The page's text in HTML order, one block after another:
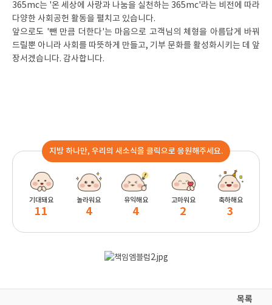
365mc는 '온 세상에 사랑과 나눔을 실천하는 365mc'라는 비전에 따라
다양한 사회공헌 활동을 펼치고 있습니다.
앞으로도 '뺀 만큼 더한다'는 마음으로 고객님의 체형을 아름답게 바꿔
드릴뿐 아니라 사회를 따뜻하게 만들고, 기부 문화를 활성화시키는 데 앞
장서겠습니다. 감사합니다.
지방 하나만, 우리의 새소식을 클릭으로 응원해주세요.
기대돼요
11
놀라워요
4
유익해요
4
고마워요
2
축하해요
3
목록